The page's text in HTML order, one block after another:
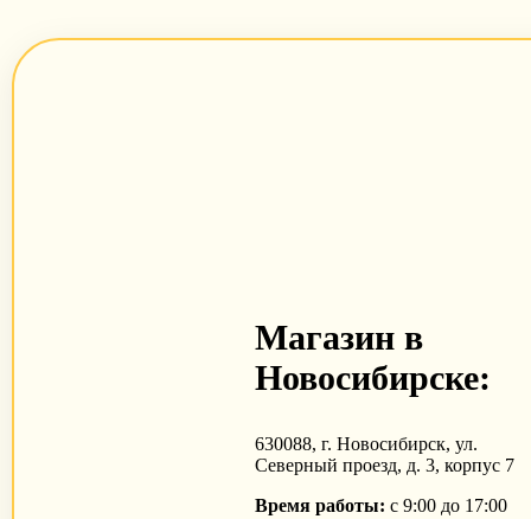
Магазин в
Новосибирске:
630088, г. Новосибирск, ул.
Северный проезд, д. 3, корпус 7
Время работы: с 9:00 до 17:00